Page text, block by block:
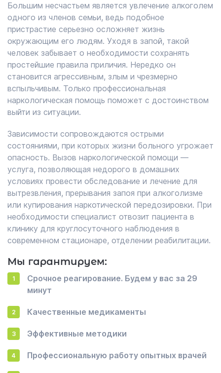
Большим несчастьем является увлечение алкоголем
одного из членов семьи, ведь подобное
пристрастие серьезно осложняет жизнь
окружающим его людям. Уходя в запой, такой
человек забывает о необходимости сохранять
простейшие правила приличия. Нередко он
становится агрессивным, злым и чрезмерно
вспыльчивым. Только профессиональная
наркологическая помощь поможет с достоинством
выйти из ситуации.
Зависимости сопровождаются острыми
состояниями, при которых жизни больного угрожает
опасность. Вызов наркологической помощи —
услуга, позволяющая недорого в домашних
условиях провести обследование и лечение для
вытрезвления, прерывания запоя при алкоголизме
или купирования наркотической передозировки. При
необходимости специалист отвозит пациента в
клинику для круглосуточного наблюдения в
современном стационаре, отделении реабилитации.
Мы гарантируем:
Срочное реагирование. Будем у вас за 29
минут
Качественные медикаменты
Эффективные методики
Профессиональную работу опытных врачей